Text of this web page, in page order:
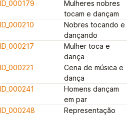
ID_000179
Mulheres nobres
tocam e dançam
ID_000210
Nobres tocando e
dançando
ID_000217
Mulher toca e
dança
ID_000221
Cena de música e
dança
ID_000241
Homens dançam
em par
ID_000248
Representação